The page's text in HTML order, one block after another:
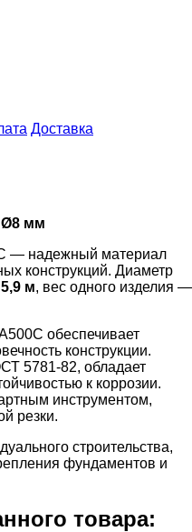
Доставка
Ø8 мм
— надежный материал
конструкций. Диаметр
5,9 м, вес одного изделия —
обеспечивает
конструкции.
5781-82, обладает
к коррозии.
инструментом,
резки.
строительства,
фундаментов и
товара: